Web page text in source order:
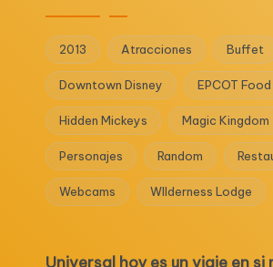
2013 Atracciones Buffet
Downtown Disney EPCOT
Hidden Mickeys Magic Kingdom
Personajes Random
Webcams WIlderness Lodge
Universal hoy es un viaje en si